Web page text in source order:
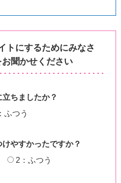
トにするためにみなさ
お聞かせください
ちましたか？
ふつう
やすかったですか？
2：ふつう